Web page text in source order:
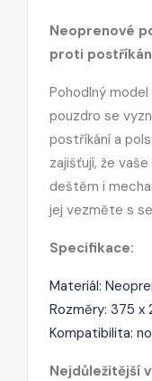
Neoprenové
proti
Pohodlný
pouzdro se
postříkání a
zajišťují, že
deštěm i
jej vezměte s
Specifikace:
Materiál:
Rozměry: 375 x
Kompatibilita:
Nejdůležitější